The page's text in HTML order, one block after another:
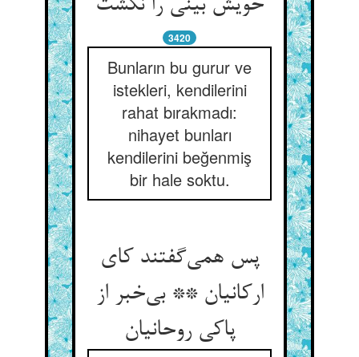
3420
Bunların bu gurur ve
istekleri, kendilerini
rahat bırakmadı:
nihayet bunları
kendilerini beğenmiş
bir hale soktu.
پس همی‌‌گفتند کای
ارکانیان ** بی‌‌خبر از
پاکی روحانیان‌‌